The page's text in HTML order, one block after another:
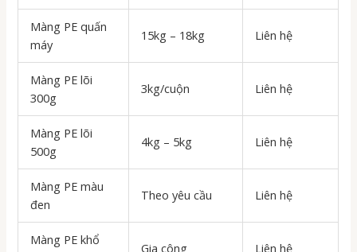
Màng PE quấn
máy
15kg – 18kg Liên hệ
Màng PE lõi
300g
3kg/cuộn Liên hệ
Màng PE lõi
500g
4kg – 5kg Liên hệ
Màng PE màu
đen
Theo yêu cầu Liên hệ
Màng PE khổ
Gia công Liên hệ